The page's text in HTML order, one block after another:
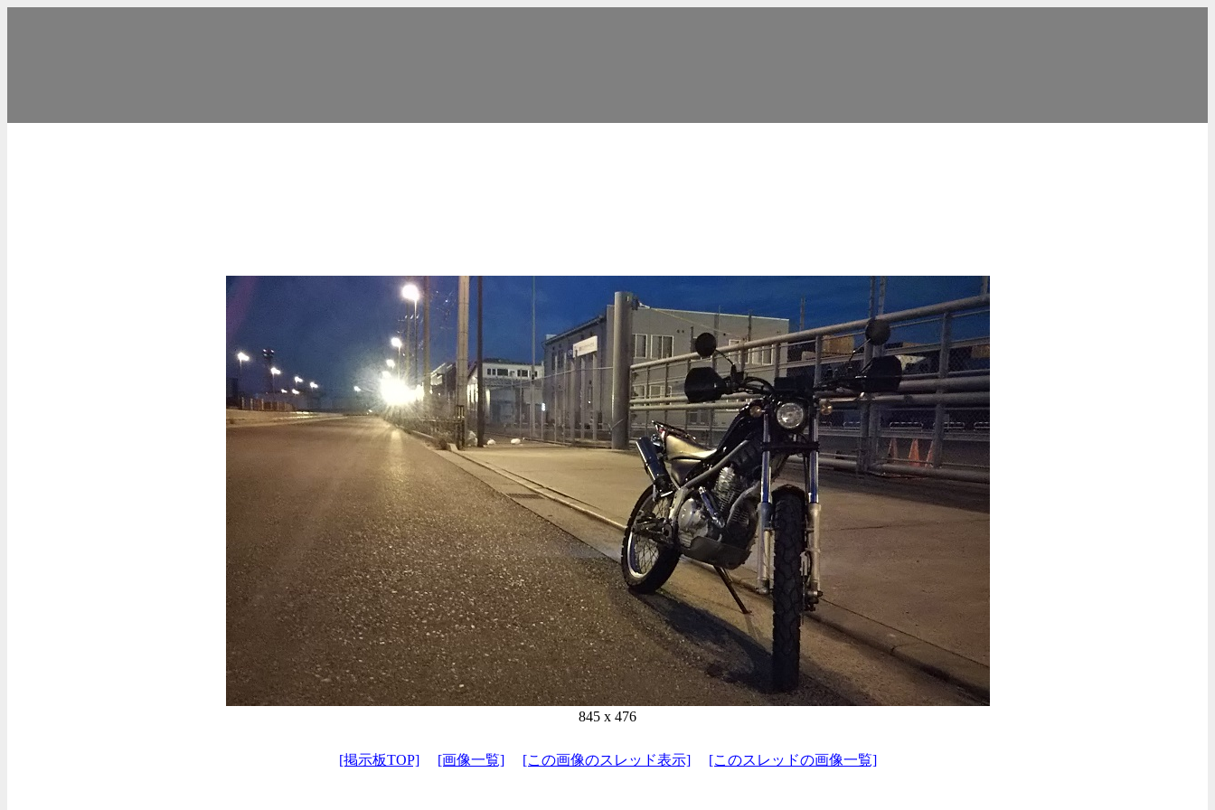
845 x 476
[掲示板TOP] [画像一覧] [この画像のスレッド表示] [このスレッドの画像一覧]